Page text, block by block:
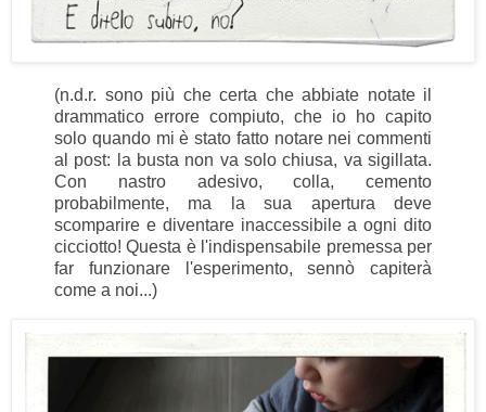
(n.d.r. sono più che certa che abbiate notate il
drammatico errore compiuto, che io ho capito
solo quando mi è stato fatto notare nei commenti
al post: la busta non va solo chiusa, va sigillata.
Con nastro adesivo, colla, cemento
probabilmente, ma la sua apertura deve
scomparire e diventare inaccessibile a ogni dito
cicciotto! Questa è l'indispensabile premessa per
far funzionare l'esperimento, sennò capiterà
come a noi...)